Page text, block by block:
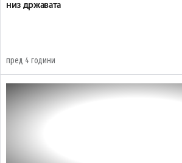
низ државата
пред 4 години